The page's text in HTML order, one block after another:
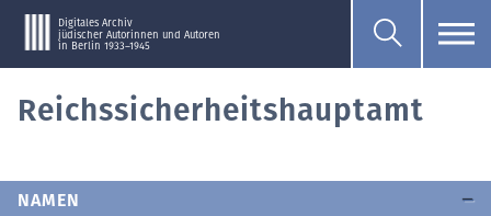
Digitales Archiv
jüdischer Autorinnen und Autoren
in Berlin 1933–1945
Reichssicherheitshauptamt
NAMEN